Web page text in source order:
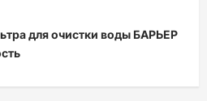
для очистки воды БАРЬЕР